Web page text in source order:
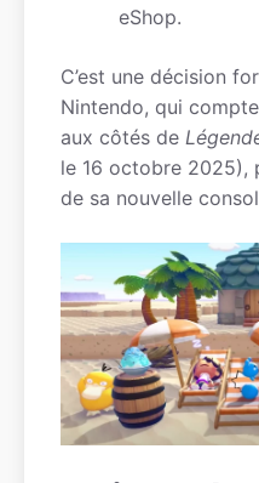
eShop.
C’est une décision
Nintendo, qui
aux côtés de
le 16 octobre 2025),
de sa nouvelle